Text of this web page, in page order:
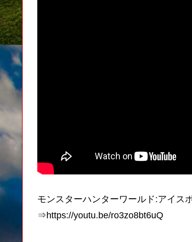
モンスターハンターワールド:アイス
⇒https://youtu.be/ro3zo8bt6uQ